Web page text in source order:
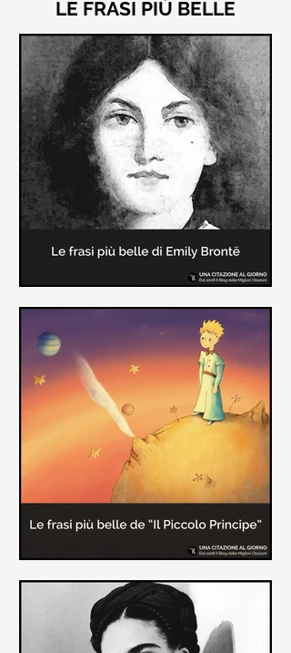
LE FRASI PIÙ BELLE
Le frasi più belle di "Cime
Tempestose" di Emily Brontë
"Cime Tempestose" rimane l'unico
romanzo scritto da Emily Brontë
causa la tubercolosi che le tolse la
vita ad appena 30 anni (...)
Le frasi più belle de "Il piccolo
principe" di Antoine de Saint-
Exupèry